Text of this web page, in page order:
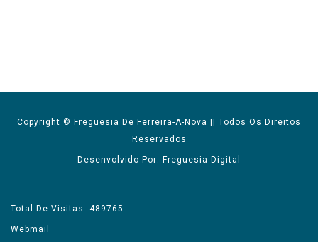
Copyright © Freguesia De Ferreira-A-Nova || Todos Os Direitos
Reservados
Desenvolvido Por: Freguesia Digital
Total De Visitas: 489765
Webmail